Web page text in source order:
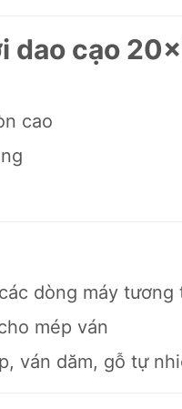
dao cạo
cao
dòng máy tương
mép ván
ván dăm, gỗ tự